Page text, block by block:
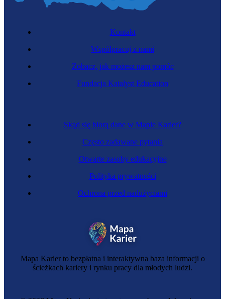
Mapa Karier to bezpłatna i interaktywna baza informacji o
ścieżkach kariery i rynku pracy dla młodych ludzi.
Skąd się biorą dane w Mapie Karier?
Często zadawane pytania
Otwarte zasoby edukacyjne
Polityka prywatności
Ochrona przed nadużyciami
Kontakt
Współpracuj z nami
Zobacz, jak możesz nam pomóc
Fundacja Katalyst Education